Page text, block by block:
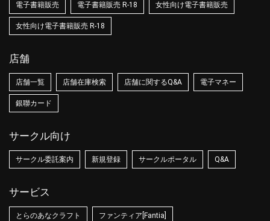
電子書籍販売 電子書籍販売 R-18 女性向け電子書籍販売
女性向け電子書籍販売 R-18
店舗
店舗一覧 店舗在庫検索 店舗に関するQ&A 電子マネー
銀聯カード
サークル向け
サークル委託案内 新規登録 サークルポータル Q&A
サービス
とらのあなクラフト ファンティア[Fantia]